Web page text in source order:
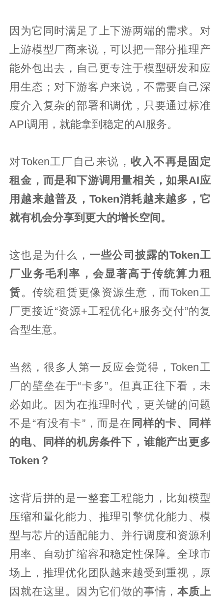
因为它同时满足了上下游两端的需求。对
上游模型厂商来说，可以把一部分推理产
能外包出去，自己更专注于模型研发和应
用生态；对下游客户来说，不需要自己深
度介入复杂的部署和调优，只要通过标准
API调用，就能拿到稳定的AI服务。
对Token工厂自己来说， 收入不再是固定
租金，而是和下游调用量相关，如果AI应
用越来越普及，Token消耗越来越多，它
就有机会分享到更大的增长空间。
这也是为什么， 一些公司披露的Token工
厂业务毛利率，会显著高于传统算力租
赁。传统租赁更像资源生意，而Token工
厂更接近“资源+工程优化+服务交付”的复
合型生意。
当然，很多人第一反应会觉得，Token工
厂的壁垒在于“卡多”。但真正往下看，未
必如此。因为在推理时代，更关键的问题
不是“有没有卡”，而是在 同样的卡、同样
的电、同样的机房条件下，谁能产出更多
Token？
这背后拼的是一整套工程能力，比如模型
压缩和量化能力、推理引擎优化能力、模
型与芯片的适配能力、并行调度和资源利
用率、自动扩缩容和稳定性保障。全球市
场上，推理优化团队越来越受到重视，原
因就在这里。因为它们做的事情，本质上